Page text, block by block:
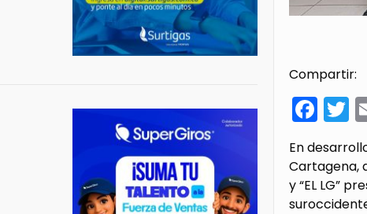
Compartir:
En
Cartagena,
y “EL LG”